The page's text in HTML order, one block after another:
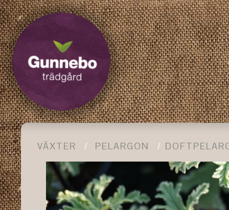
VÄXTER PELARGON